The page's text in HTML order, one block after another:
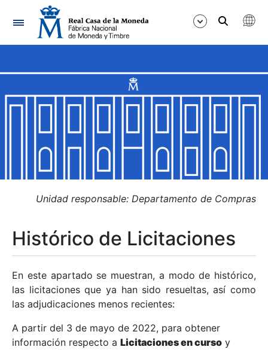
Navegación
Mostrar/Ocultar
Mostrar/Ocultar
Mostrar/Ocultar
Mostrar/Ocultar
Mostrar/Ocultar
Mostrar/Ocultar
Unidad responsable: Departamento de Compras
Histórico de Licitaciones
En este apartado se muestran, a modo de histórico,
las licitaciones que ya han sido resueltas, así como
las adjudicaciones menos recientes:
A partir del 3 de mayo de 2022, para obtener
información respecto a Licitaciones en curso y